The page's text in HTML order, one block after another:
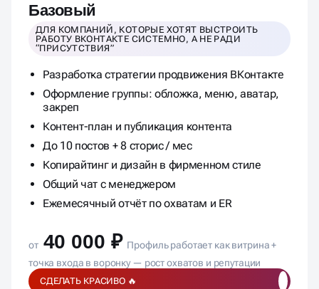
Базовый
ДЛЯ КОМПАНИЙ, КОТОРЫЕ ХОТЯТ ВЫСТРОИТЬ
РАБОТУ ВКОНТАКТЕ СИСТЕМНО, А НЕ РАДИ
“ПРИСУТСТВИЯ”
Разработка стратегии продвижения ВКонтакте
Оформление группы: обложка, меню, аватар,
закреп
Контент-план и публикация контента
До 10 постов + 8 сторис / мес
Копирайтинг и дизайн в фирменном стиле
Общий чат с менеджером
Ежемесячный отчёт по охватам и ER
от 40 000 ₽ Профиль работает как витрина +
точка входа в воронку — рост охватов и репутации
СДЕЛАТЬ КРАСИВО 🔥